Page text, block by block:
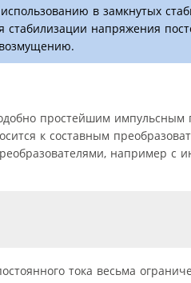
в замкнутых
напряжения
простейшим импульсным
к составным
например с
тока весьма